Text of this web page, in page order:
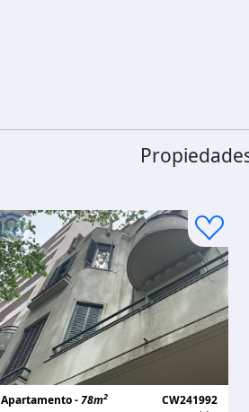
Apartamento -78m2
CW241992